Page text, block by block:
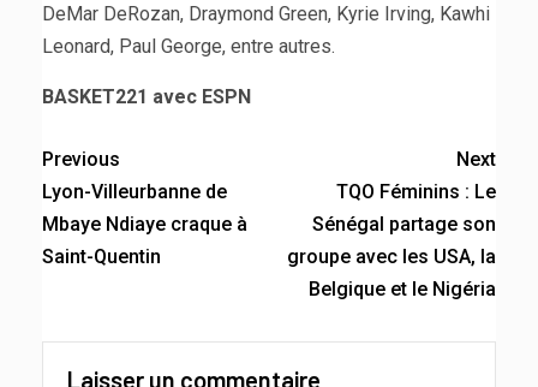
DeMar DeRozan, Draymond Green, Kyrie Irving, Kawhi
Leonard, Paul George, entre autres.
BASKET221 avec ESPN
Previous
Lyon-Villeurbanne de
Mbaye Ndiaye craque à
Saint-Quentin
Next
TQO Féminins : Le
Sénégal partage son
groupe avec les USA, la
Belgique et le Nigéria
Laisser un commentaire